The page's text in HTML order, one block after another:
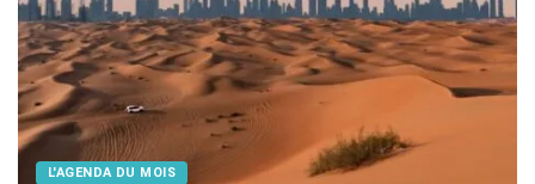
L'AGENDA DU MOIS